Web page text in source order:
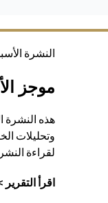
النشرة
موجز
هذه النشرة
وتحليلات
لقراءة
اقرأ التقرير